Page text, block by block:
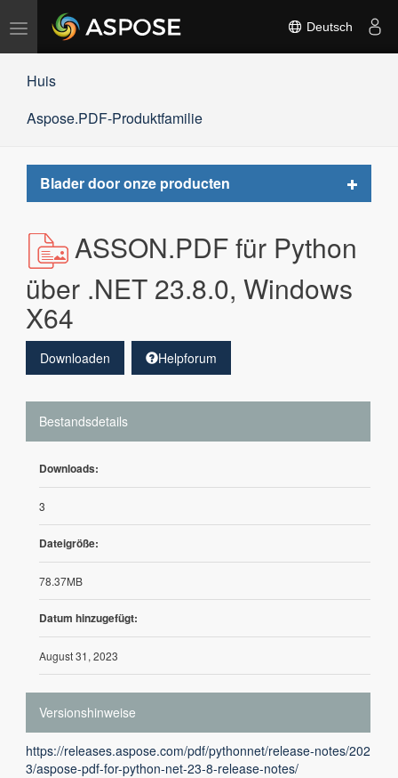
Navigation
umschalten
Deutsch
Huis
Aspose.PDF-Produktfamilie
Blader door onze producten
Toggle
ASSON.PDF für Python
über .NET 23.8.0, Windows
X64
Downloaden Helpforum
Bestandsdetails
Downloads:
3
Dateigröße:
78.37MB
Datum hinzugefügt:
August 31, 2023
Versionshinweise
https://releases.aspose.com/pdf/pythonnet/release-notes/202
3/aspose-pdf-for-python-net-23-8-release-notes/